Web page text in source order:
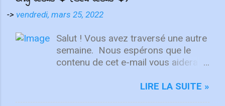
-> vendredi, mars 25, 2022
Salut ! Vous avez traversé une autre
semaine. ⁣ Nous espérons que le
contenu de cet e-mail vous aidera à
Quelle que soit la semaine que vous
LIRE LA SUITE »